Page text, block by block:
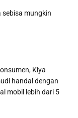
mungkin
Kiya
handal dengan
mobil lebih dari 5